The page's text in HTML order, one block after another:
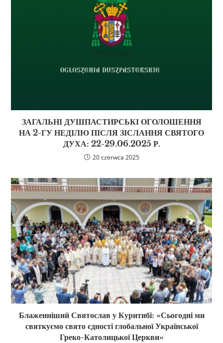
ЗАГАЛЬНІ ДУШПАСТИРСЬКІ ОГОЛОШЕННЯ
НА 2-ГУ НЕДІЛЮ ПІСЛЯ ЗІСЛАННЯ СВЯТОГО
ДУХА: 22-29.06.2025 Р.
20 czerwca 2025
Блаженніший Святослав у Куритибі: «Сьогодні ми
святкуємо свято єдності глобальної Української
Греко-Католицької Церкви»